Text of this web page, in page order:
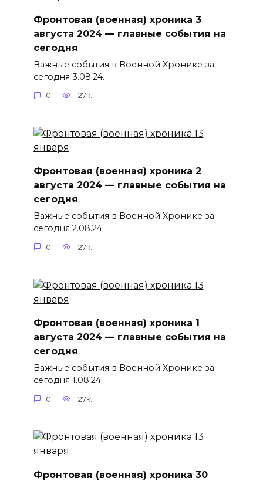
Фронтовая (военная) хроника 3
августа 2024 — главные события на
сегодня
Важные события в Военной Хронике за
сегодня 3.08.24.
0 127к.
Фронтовая (военная) хроника 2
августа 2024 — главные события на
сегодня
Важные события в Военной Хронике за
сегодня 2.08.24.
0 127к.
Фронтовая (военная) хроника 1
августа 2024 — главные события на
сегодня
Важные события в Военной Хронике за
сегодня 1.08.24.
0 127к.
Фронтовая (военная) хроника 30